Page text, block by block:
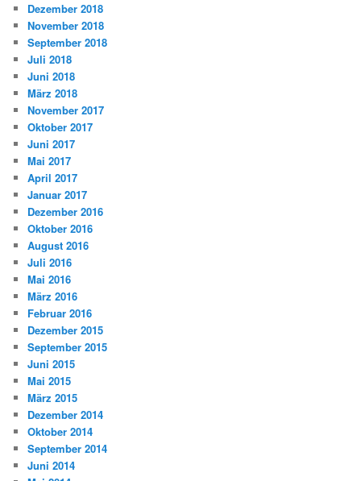
Dezember 2018
November 2018
September 2018
Juli 2018
Juni 2018
März 2018
November 2017
Oktober 2017
Juni 2017
Mai 2017
April 2017
Januar 2017
Dezember 2016
Oktober 2016
August 2016
Juli 2016
Mai 2016
März 2016
Februar 2016
Dezember 2015
September 2015
Juni 2015
Mai 2015
März 2015
Dezember 2014
Oktober 2014
September 2014
Juni 2014